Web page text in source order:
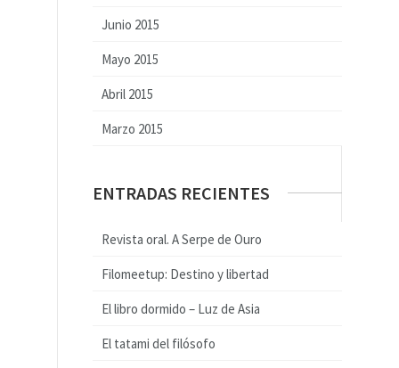
Junio 2015
Mayo 2015
Abril 2015
Marzo 2015
ENTRADAS RECIENTES
Revista oral. A Serpe de Ouro
Filomeetup: Destino y libertad
El libro dormido – Luz de Asia
El tatami del filósofo